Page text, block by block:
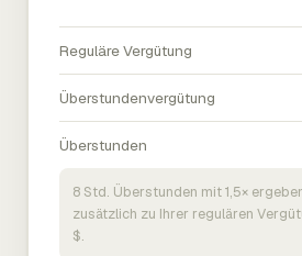
Reguläre Vergütung
Überstundenvergütung
Überstunden
8 Std. Überstunden mit 1,5×
zusätzlich zu Ihrer regulären
$.